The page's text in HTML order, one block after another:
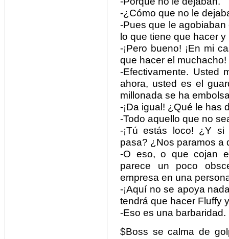
-¿Cómo que no le
-Pues que le
lo que tiene que hacer y
-¡Pero bueno! ¡En mi
que hacer el muchacho!
-Efectivamente. Usted
ahora, usted es el
millonada se ha
-¡Da igual! ¿Qué le has
-Todo aquello que no
-¡Tú estás loco! ¿Y
pasa? ¿Nos paramos a
-O eso, o que cojan
parece un poco
empresa en una
-¡Aquí no se apoya
tendrá que hacer Fluffy
-Eso es una barbaridad.
$Boss se calma de